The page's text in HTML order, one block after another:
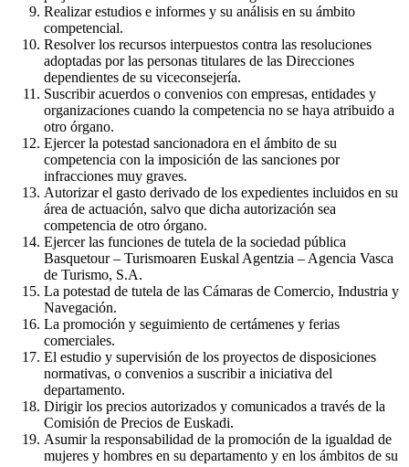
Realizar estudios e informes y su análisis en su ámbito
competencial.
Resolver los recursos interpuestos contra las resoluciones
adoptadas por las personas titulares de las Direcciones
dependientes de su viceconsejería.
Suscribir acuerdos o convenios con empresas, entidades y
organizaciones cuando la competencia no se haya atribuido a
otro órgano.
Ejercer la potestad sancionadora en el ámbito de su
competencia con la imposición de las sanciones por
infracciones muy graves.
Autorizar el gasto derivado de los expedientes incluidos en su
área de actuación, salvo que dicha autorización sea
competencia de otro órgano.
Ejercer las funciones de tutela de la sociedad pública
Basquetour – Turismoaren Euskal Agentzia – Agencia Vasca
de Turismo, S.A.
La potestad de tutela de las Cámaras de Comercio, Industria y
Navegación.
La promoción y seguimiento de certámenes y ferias
comerciales.
El estudio y supervisión de los proyectos de disposiciones
normativas, o convenios a suscribir a iniciativa del
departamento.
Dirigir los precios autorizados y comunicados a través de la
Comisión de Precios de Euskadi.
Asumir la responsabilidad de la promoción de la igualdad de
mujeres y hombres en su departamento y en los ámbitos de su